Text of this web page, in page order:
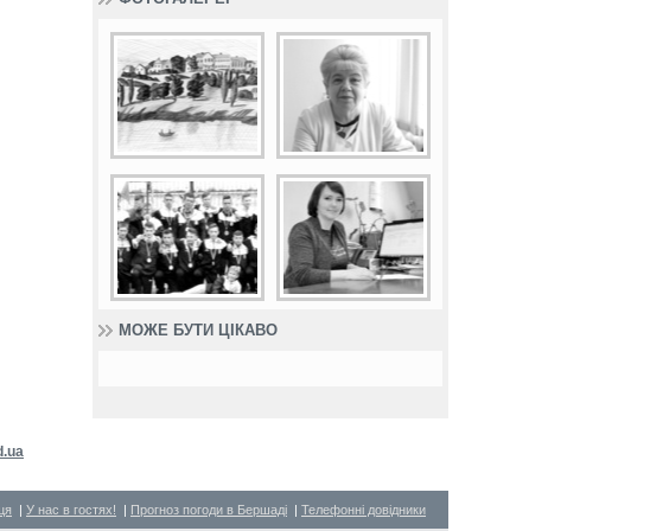
МОЖЕ БУТИ ЦІКАВО
| У нас в гостях! | Прогноз погоди в Бершаді | Телефонні довідники